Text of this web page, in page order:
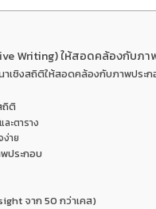
Writing) ให้สอดคล้องกับภา
ชิงสถิติให้สอดคล้องกับภาพประก
ถิติ
ะตาราง
ง่าย
ประกอบ
จาก 50 กว่าเคส)